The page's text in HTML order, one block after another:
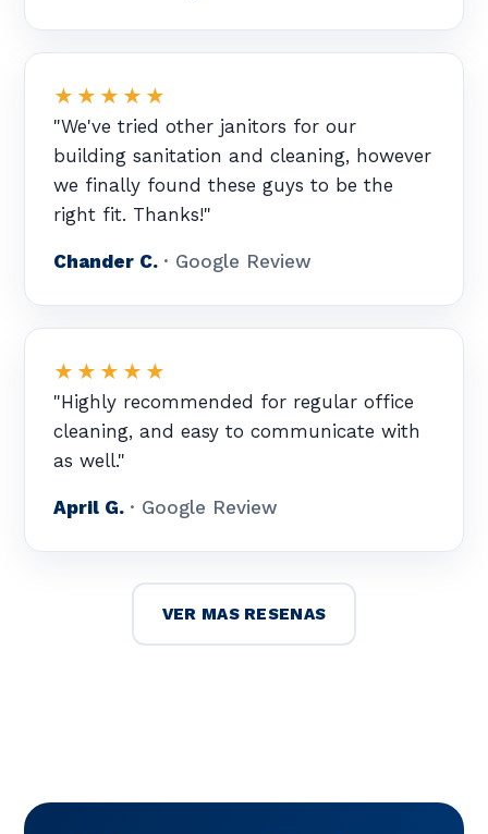
★★★★★
"We've tried other janitors for our
building sanitation and cleaning, however
we finally found these guys to be the
right fit. Thanks!"
Chander C. · Google Review
★★★★★
"Highly recommended for regular office
cleaning, and easy to communicate with
as well."
April G. · Google Review
VER MAS RESENAS